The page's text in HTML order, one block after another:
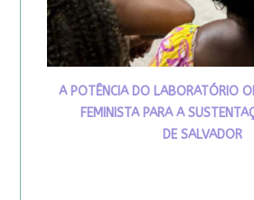
A POTÊNCIA DO LABORATÓRIO
FEMINISTA PARA A
DE SALVADOR